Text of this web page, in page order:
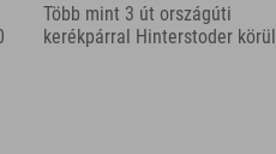
Több mint 3 út országúti
kerékpárral Hinterstoder körül